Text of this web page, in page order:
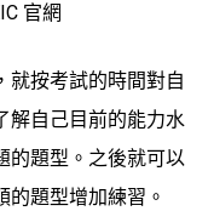
官網
就按考試的時間對自
解自己目前的能力水
的題型。之後就可以
的題型增加練習。